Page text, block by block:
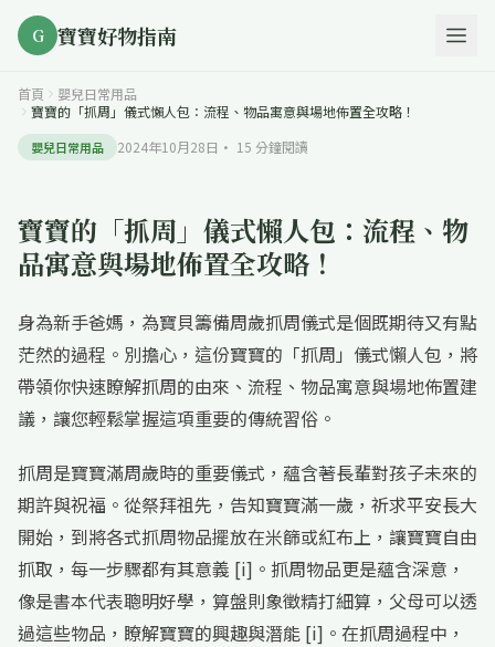
G 寶寶好物指南
首頁
嬰兒日常用品
寶寶的「抓周」儀式懶人包：流程、物品寓意與場地佈置全攻略！
嬰兒日常用品 2024年10月28日 · 15 分鐘閱讀
寶寶的「抓周」儀式懶人包：流程、物
品寓意與場地佈置全攻略！
身為新手爸媽，為寶貝籌備周歲抓周儀式是個既期待又有點
茫然的過程。別擔心，這份寶寶的「抓周」儀式懶人包，將
帶領你快速瞭解抓周的由來、流程、物品寓意與場地佈置建
議，讓您輕鬆掌握這項重要的傳統習俗。
抓周是寶寶滿周歲時的重要儀式，蘊含著長輩對孩子未來的
期許與祝福。從祭拜祖先，告知寶寶滿一歲，祈求平安長大
開始，到將各式抓周物品擺放在米篩或紅布上，讓寶寶自由
抓取，每一步驟都有其意義 [i]。抓周物品更是蘊含深意，
像是書本代表聰明好學，算盤則象徵精打細算，父母可以透
過這些物品，瞭解寶寶的興趣與潛能 [i]。在抓周過程中，